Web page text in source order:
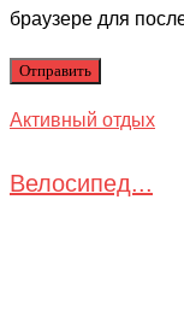
браузере для
Активный отдых
Велосипед...